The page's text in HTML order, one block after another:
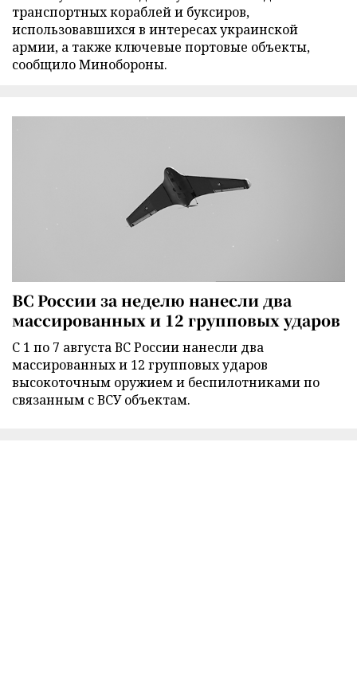
транспортных кораблей и буксиров,
использовавшихся в интересах украинской
армии, а также ключевые портовые объекты,
сообщило Минобороны.
ВС России за неделю нанесли два
массированных и 12 групповых ударов
С 1 по 7 августа ВС России нанесли два
массированных и 12 групповых ударов
высокоточным оружием и беспилотниками по
связанным с ВСУ объектам.